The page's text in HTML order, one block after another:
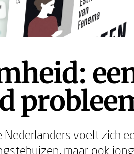
voelt zich
maar ook